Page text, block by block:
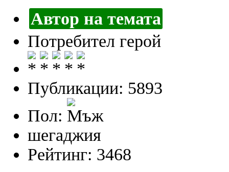
Автор на темата
Потребител герой
Публикации: 5893
Пол:
шегаджия
Рейтинг: 3468